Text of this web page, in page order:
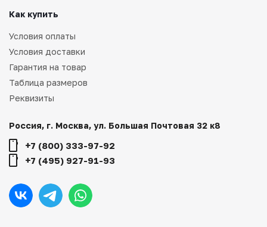
Как купить
Условия оплаты
Условия доставки
Гарантия на товар
Таблица размеров
Реквизиты
Россия, г. Москва, ул. Большая Почтовая 32 к8
+7 (800) 333-97-92
+7 (495) 927-91-93